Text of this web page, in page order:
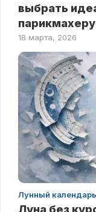
выбрать
18 марта, 2026
Лунный календарь